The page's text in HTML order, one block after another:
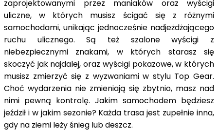
zaprojektowanymi przez maniaków oraz wyścigi
uliczne, w których musisz ścigać się z różnymi
samochodami, unikając jednocześnie nadjeżdżającego
ruchu ulicznego. Są też szalone wyścigi z
niebezpiecznymi znakami, w których starasz się
skoczyć jak najdalej, oraz wyścigi pokazowe, w których
musisz zmierzyć się z wyzwaniami w stylu Top Gear.
Choć wydarzenia nie zmieniają się zbytnio, masz nad
nimi pewną kontrolę. Jakim samochodem będziesz
jeździł i w jakim sezonie? Każda trasa jest zupełnie inna,
gdy na ziemi leży śnieg lub deszcz.